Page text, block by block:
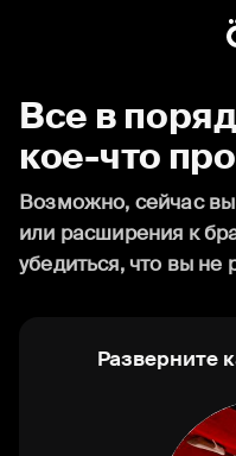
Все в
кое-что
Возможно, сейчас
или расширения к
убедиться, что вы не
Разверните